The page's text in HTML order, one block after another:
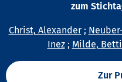
zum
Christ, Alexander;
Inez; Milde,
Zur